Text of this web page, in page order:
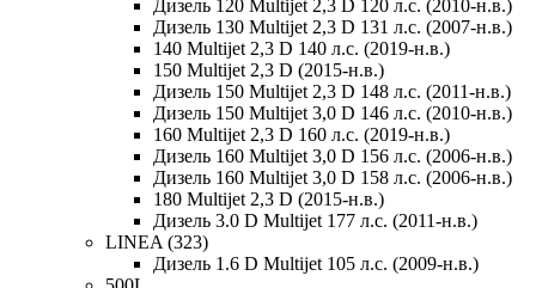
Дизель 120 Multijet 2,3 D 120 л.с. (2010-н.в.)
Дизель 130 Multijet 2,3 D 131 л.с. (2007-н.в.)
140 Multijet 2,3 D 140 л.с. (2019-н.в.)
150 Multijet 2,3 D (2015-н.в.)
Дизель 150 Multijet 2,3 D 148 л.с. (2011-н.в.)
Дизель 150 Multijet 3,0 D 146 л.с. (2010-н.в.)
160 Multijet 2,3 D 160 л.с. (2019-н.в.)
Дизель 160 Multijet 3,0 D 156 л.с. (2006-н.в.)
Дизель 160 Multijet 3,0 D 158 л.с. (2006-н.в.)
180 Multijet 2,3 D (2015-н.в.)
Дизель 3.0 D Multijet 177 л.с. (2011-н.в.)
LINEA (323)
Дизель 1.6 D Multijet 105 л.с. (2009-н.в.)